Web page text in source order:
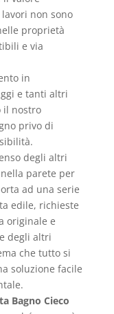
non sono
proprietà
e via
in
e tanti altri
il nostro
privo di
degli altri
parete per
ad una serie
edile, richieste
originale e
degli altri
che tutto si
soluzione facile
Bagno Cieco